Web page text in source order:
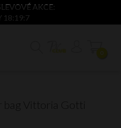
AKCE:
18:19:6
0
bag Vittoria Gotti